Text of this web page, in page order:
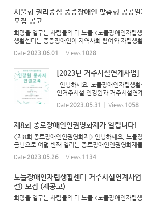
서울형 권리중심 중증장애인 맞춤형 공공
모집 공고
희망을 일구는 사람들의 터 노들 <노들장애인자
생활센터는 중증장애인이 지역사회 참여와 자립생
량강화와 더불어 차별적 사회구조와 환경을 변화시
었습니다. 자립생활...
Date 2023.06.01 Views 1028
[2023년 거주시설연계사업]
안녕하세요 노들장애인자립생
인거주시설 인강원과 거주시설연
거주시설 연계사업을 진행하며 매
육도 진행하고 있습니다. 올해는
Date 2023.05.31 Views 1058
제8회 종로장애인인권영화제가 열립니다!
<제8회 종로장애인인권영화제> 안녕하세요, 노들
금년으로 여덟 번째 열리는 종로장애인인권영화제
최할 예정입니다. 금년은 종로구를 거점으로 권익옹
당사자들의 삶과 일...
Date 2023.05.26 Views 1134
노들장애인자립생활센터 거주시설연계사
련) 모집 (재공고)
희망을 일구는 사람들의 터 노들 <노들장애인자